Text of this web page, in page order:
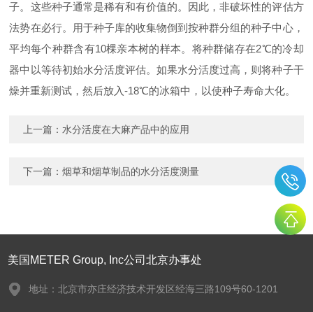
子。这些种子通常是稀有和有价值的。因此，非破坏性的评估方
法势在必行。用于种子库的收集物倒到按种群分组的种子中心，
平均每个种群含有10棵亲本树的样本。将种群储存在2℃的冷却
器中以等待初始水分活度评估。如果水分活度过高，则将种子干
燥并重新测试，然后放入-18℃的冰箱中，以使种子寿命大化。
上一篇： 水分活度在大麻产品中的应用
下一篇：烟草和烟草制品的水分活度测量
美国METER Group, Inc公司北京办事处
地址：北京市亦庄经济技术开发区经海三路109号60-1201